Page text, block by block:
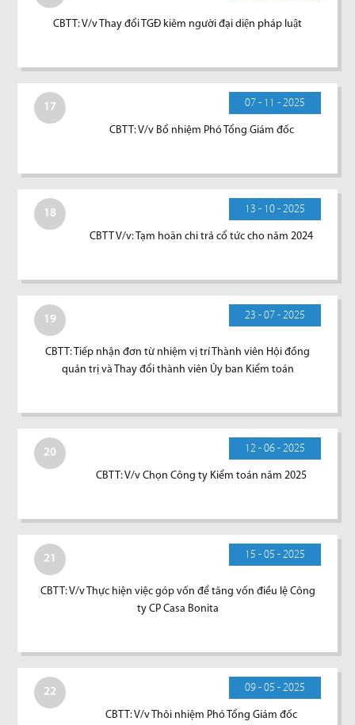
CBTT: V/v Thay đổi TGĐ kiêm người đại diện pháp luật
17 07 - 11 - 2025
CBTT: V/v Bổ nhiệm Phó Tổng Giám đốc
18 13 - 10 - 2025
CBTT V/v: Tạm hoãn chi trả cổ tức cho năm 2024
19 23 - 07 - 2025
CBTT: Tiếp nhận đơn từ nhiệm vị trí Thành viên Hội đồng
quản trị và Thay đổi thành viên Ủy ban Kiểm toán
20 12 - 06 - 2025
CBTT: V/v Chọn Công ty Kiểm toán năm 2025
21 15 - 05 - 2025
CBTT: V/v Thực hiện việc góp vốn để tăng vốn điều lệ Công
ty CP Casa Bonita
22 09 - 05 - 2025
CBTT: V/v Thôi nhiệm Phó Tổng Giám đốc